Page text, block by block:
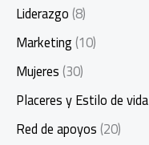
Liderazgo(8)
Marketing(10)
Mujeres(30)
Placeres y Estilo de vida
Red de apoyos(20)